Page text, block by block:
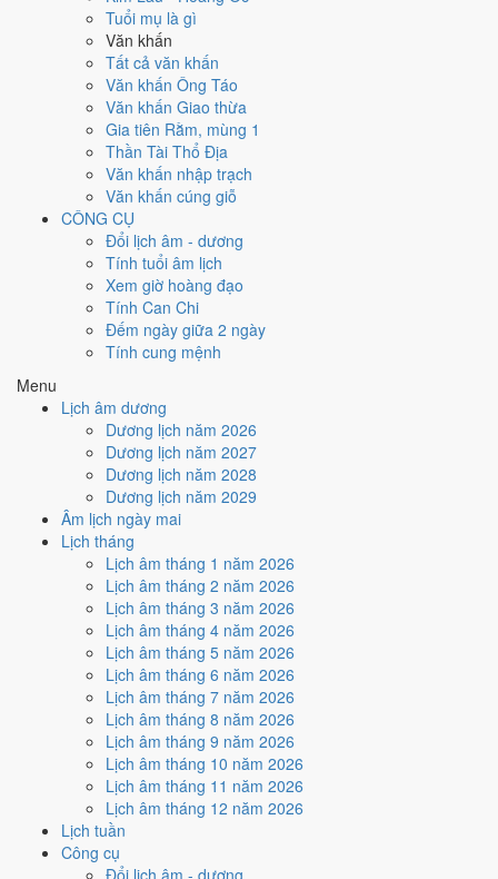
Tuổi mụ là gì
Văn khấn
Tất cả văn khấn
Văn khấn Ông Táo
Văn khấn Giao thừa
Gia tiên Rằm, mùng 1
Thần Tài Thổ Địa
Văn khấn nhập trạch
Văn khấn cúng giỗ
CÔNG CỤ
Đổi lịch âm - dương
Tính tuổi âm lịch
Xem giờ hoàng đạo
Tính Can Chi
Đếm ngày giữa 2 ngày
Tính cung mệnh
Menu
Lịch âm dương
Dương lịch năm 2026
Dương lịch năm 2027
Dương lịch năm 2028
Dương lịch năm 2029
Âm lịch ngày mai
Lịch tháng
Lịch âm tháng 1 năm 2026
Lịch âm tháng 2 năm 2026
Lịch âm tháng 3 năm 2026
Lịch âm tháng 4 năm 2026
Lịch âm tháng 5 năm 2026
Lịch âm tháng 6 năm 2026
Lịch âm tháng 7 năm 2026
Lịch âm tháng 8 năm 2026
Lịch âm tháng 9 năm 2026
Lịch âm tháng 10 năm 2026
Lịch âm tháng 11 năm 2026
Lịch âm tháng 12 năm 2026
Lịch tuần
Công cụ
Đổi lịch âm - dương
(Thiên Đức) hoàng đạo nên điểm từng việc chênh nhau như bảng
Cưới hỏi - đính hôn
Rất tốt
Cưới hỏi - đính hôn hôm nay ở
Lâu và Ngày Hoàng Đạo.
Cách tính ngày tốt
Khai trương - mở cửa hàng
6 /10Tốt
Khai trương - mở cửa hàng hôm nay ở
Ngày Hoàng Đạo .
Cách tính ngày tốt
Ký hợp đồng - giao ước
Rất tốt
Ký hợp đồng - giao ước hôm nay ở
Trực Thâu và Ngày Hoàng Đạo
Cách tính ngày tốt
Động thổ - khởi công
Tốt
Động thổ - khởi công hôm nay ở
Hoàng Đạo.
Cách tính ngày tốt
Nhập trạch - vào nhà mới
Tốt
Nhập trạch - vào nhà mới hôm nay ở
Ngày Hoàng Đạo.
Cách tính ngày tốt
Mua xe - tậu xe
Tốt
Mua xe - tậu xe hôm nay ởmức tốt (6/10)
Hoàng Đạo.
Cách tính ngày tốt
Xuất hành - đi xa
4
/10Trung bình
Xuất hành - đi xa hôm nay ở
Ngày Hoàng Đạo, nhưng Trực Thâu kéo giảm điểm.